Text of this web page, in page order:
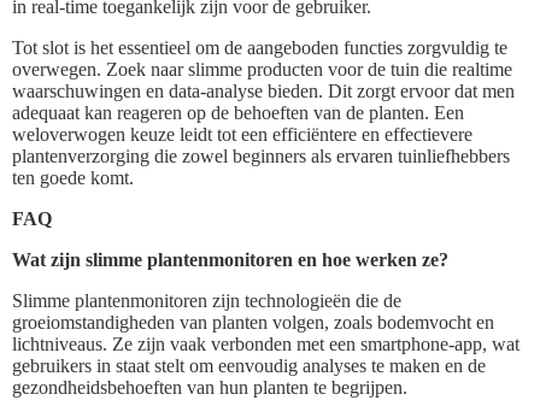
in real-time toegankelijk zijn voor de gebruiker.
Tot slot is het essentieel om de aangeboden functies zorgvuldig te
overwegen. Zoek naar slimme producten voor de tuin die realtime
waarschuwingen en data-analyse bieden. Dit zorgt ervoor dat men
adequaat kan reageren op de behoeften van de planten. Een
weloverwogen keuze leidt tot een efficiëntere en effectievere
plantenverzorging die zowel beginners als ervaren tuinliefhebbers
ten goede komt.
FAQ
Wat zijn slimme plantenmonitoren en hoe werken ze?
Slimme plantenmonitoren zijn technologieën die de
groeiomstandigheden van planten volgen, zoals bodemvocht en
lichtniveaus. Ze zijn vaak verbonden met een smartphone-app, wat
gebruikers in staat stelt om eenvoudig analyses te maken en de
gezondheidsbehoeften van hun planten te begrijpen.